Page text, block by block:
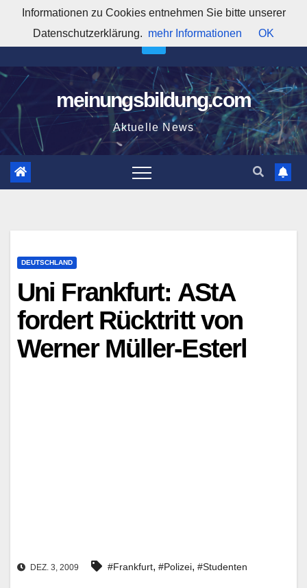
springen
10:55:36 AM
meinungsbildung.com
Aktuelle News
DEUTSCHLAND
Uni Frankfurt: AStA
fordert Rücktritt von
Werner Müller-Esterl
DEZ. 3, 2009 #Frankfurt, #Polizei, #Studenten
Informationen zu Cookies entnehmen Sie bitte unserer
Datenschutzerklärung. mehr Informationen OK